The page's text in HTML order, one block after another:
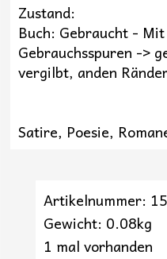
Zustand:
Buch: Gebraucht -
Gebrauchsspuren ->
vergilbt, anden
Satire, Poesie,
Artikelnummer:
Gewicht: 0.08kg
1 mal vorhanden